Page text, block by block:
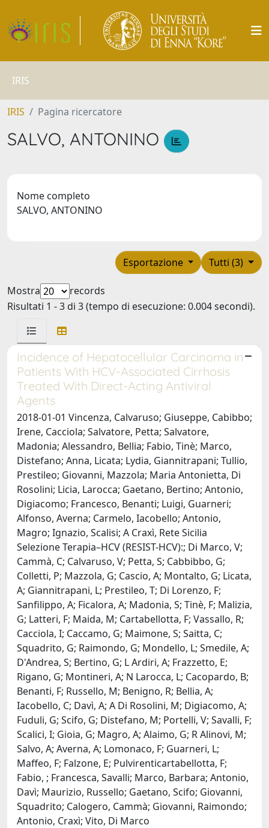
IRIS
IRIS Pagina ricercatore
SALVO, ANTONINO
Nome completo
SALVO, ANTONINO
Tutti (3)
Esportazione
Mostra
records
Risultati 1 - 3 di 3 (tempo di esecuzione: 0.004 secondi).
Incidence of Hepatocellular Carcinoma in
Patients With HCV-Associated Cirrhosis
Treated With Direct-Acting Antiviral
Agents
2018-01-01 Vincenza, Calvaruso; Giuseppe, Cabibbo;
Irene, Cacciola; Salvatore, Petta; Salvatore,
Madonia; Alessandro, Bellia; Fabio, Tinè; Marco,
Distefano; Anna, Licata; Lydia, Giannitrapani; Tullio,
Prestileo; Giovanni, Mazzola; Maria Antonietta, Di
Rosolini; Licia, Larocca; Gaetano, Bertino; Antonio,
Digiacomo; Francesco, Benanti; Luigi, Guarneri;
Alfonso, Averna; Carmelo, Iacobello; Antonio,
Magro; Ignazio, Scalisi; A Craxì, Rete Sicilia
Selezione Terapia–HCV (RESIST-HCV):; Di Marco, V;
Cammà, C; Calvaruso, V; Petta, S; Cabbibbo, G;
Colletti, P; Mazzola, G; Cascio, A; Montalto, G; Licata,
A; Giannitrapani, L; Prestileo, T; Di Lorenzo, F;
Sanfilippo, A; Ficalora, A; Madonia, S; Tinè, F; Malizia,
G; Latteri, F; Maida, M; Cartabellotta, F; Vassallo, R;
Cacciola, I; Caccamo, G; Maimone, S; Saitta, C;
Squadrito, G; Raimondo, G; Mondello, L; Smedile, A;
D'Andrea, S; Bertino, G; L Ardiri, A; Frazzetto, E;
Rigano, G; Montineri, A; N Larocca, L; Cacopardo, B;
Benanti, F; Russello, M; Benigno, R; Bellia, A;
Iacobello, C; Davì, A; A Di Rosolini, M; Digiacomo, A;
Fuduli, G; Scifo, G; Distefano, M; Portelli, V; Savalli, F;
Scalici, I; Gioia, G; Magro, A; Alaimo, G; R Alinovi, M;
Salvo, A; Averna, A; Lomonaco, F; Guarneri, L;
Maffeo, F; Falzone, E; Pulvirenticartabellotta, F;
Fabio, ; Francesca, Savalli; Marco, Barbara; Antonio,
Davì; Maurizio, Russello; Gaetano, Scifo; Giovanni,
Squadrito; Calogero, Cammà; Giovanni, Raimondo;
Antonio, Craxì; Vito, Di Marco